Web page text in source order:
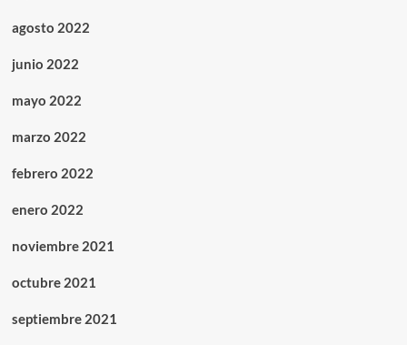
agosto 2022
junio 2022
mayo 2022
marzo 2022
febrero 2022
enero 2022
noviembre 2021
octubre 2021
septiembre 2021